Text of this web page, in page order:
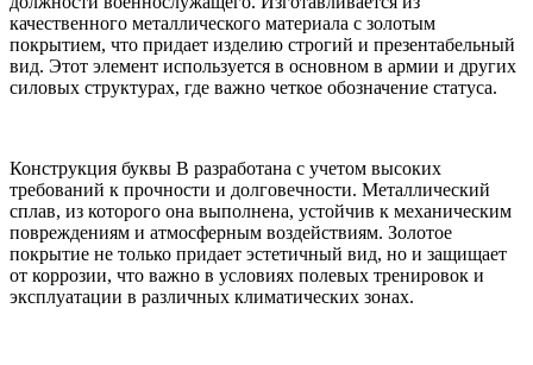
качественного металлического материала с золотым
покрытием, что придает изделию строгий и презентабельный
вид. Этот элемент используется в основном в армии и других
силовых структурах, где важно четкое обозначение статуса.
Конструкция буквы В разработана с учетом высоких
требований к прочности и долговечности. Металлический
сплав, из которого она выполнена, устойчив к механическим
повреждениям и атмосферным воздействиям. Золотое
покрытие не только придает эстетичный вид, но и защищает
от коррозии, что важно в условиях полевых тренировок и
эксплуатации в различных климатических зонах.